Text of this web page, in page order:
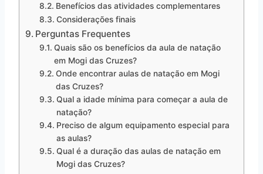
Benefícios das atividades complementares
Considerações finais
Perguntas Frequentes
Quais são os benefícios da aula de natação
em Mogi das Cruzes?
Onde encontrar aulas de natação em Mogi
das Cruzes?
Qual a idade mínima para começar a aula de
natação?
Preciso de algum equipamento especial para
as aulas?
Qual é a duração das aulas de natação em
Mogi das Cruzes?